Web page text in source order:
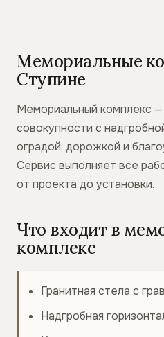
Мемориальные
Ступине
Мемориальный комплекс —
совокупности с
оградой, дорожкой и
Сервис выполняет все
от проекта до установки.
Что входит в
комплекс
Гранитная стела с
Надгробная